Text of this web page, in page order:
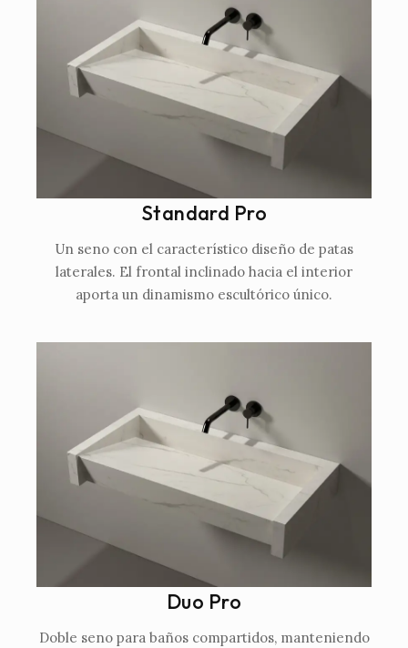
Standard Pro
Un seno con el característico diseño de patas
laterales. El frontal inclinado hacia el interior
aporta un dinamismo escultórico único.
Duo Pro
Doble seno para baños compartidos, manteniendo